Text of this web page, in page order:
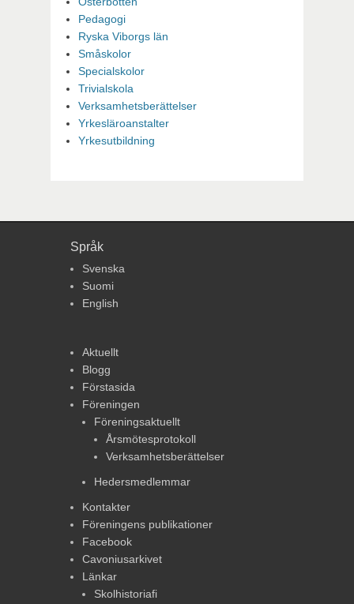
Pedagogi
Ryska Viborgs län
Småskolor
Specialskolor
Trivialskola
Verksamhetsberättelser
Yrkesläroanstalter
Yrkesutbildning
Språk
Svenska
Suomi
English
Aktuellt
Blogg
Förstasida
Föreningen
Föreningsaktuellt
Årsmötesprotokoll
Verksamhetsberättelser
Hedersmedlemmar
Kontakter
Föreningens publikationer
Facebook
Cavoniusarkivet
Länkar
Skolhistoriafi